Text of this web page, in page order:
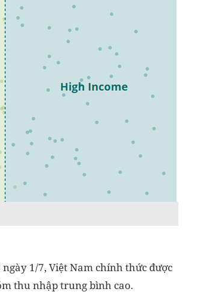
1/7, Việt Nam chính thức được
thu nhập trung bình cao.